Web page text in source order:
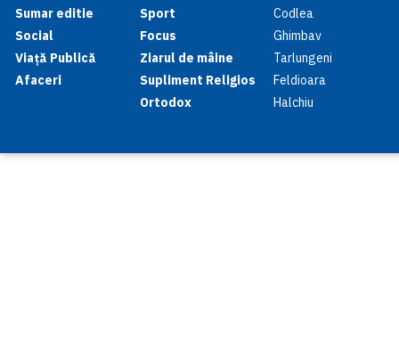
Sumar editie
Social
Viață Publică
Afaceri
Sport
Focus
Ziarul de mâine
Supliment Religios
Ortodox
Codlea
Ghimbav
Tarlungeni
Feldioara
Halchiu